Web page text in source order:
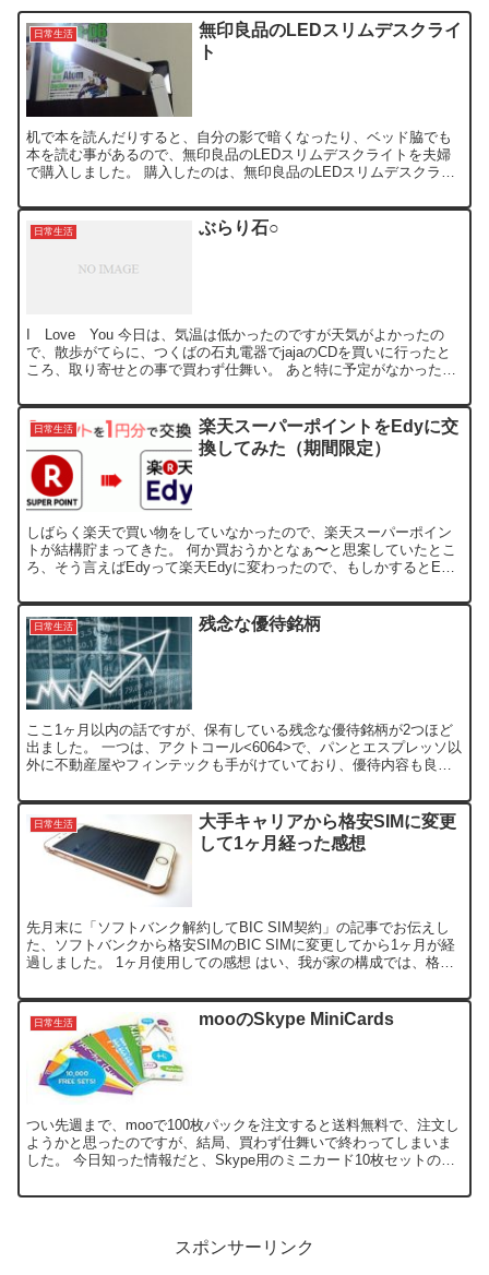
日常生活
無印良品のLEDスリムデスクライ
ト
机で本を読んだりすると、自分の影で暗くなったり、ベッド脇でも
本を読む事があるので、無印良品のLEDスリムデスクライトを夫婦
で購入しました。 購入したのは、無印良品のLEDスリムデスクライ
日常生活 ぶらり石○
I Love You 今日は、気温は低かったのですが天気がよかったの
で、散歩がてらに、つくばの石丸電器でjajaのCDを買いに行ったと
ころ、取り寄せとの事で買わず仕舞い。 あと特に予定がなかったの
日常生活
楽天スーパーポイントをEdyに交
換してみた（期間限定）
しばらく楽天で買い物をしていなかったので、楽天スーパーポイン
トが結構貯まってきた。 何か買おうかとなぁ〜と思案していたとこ
ろ、そう言えばEdyって楽天Edyに変わったので、もしかするとEdy
日常生活 残念な優待銘柄
ここ1ヶ月以内の話ですが、保有している残念な優待銘柄が2つほど
出ました。 一つは、アクトコール<6064>で、パンとエスプレッソ以
外に不動産屋やフィンテックも手がけていており、優待内容も良か
日常生活
大手キャリアから格安SIMに変更
して1ヶ月経った感想
先月末に「ソフトバンク解約してBIC SIM契約」の記事でお伝えし
た、ソフトバンクから格安SIMのBIC SIMに変更してから1ヶ月が経
過しました。 1ヶ月使用しての感想 はい、我が家の構成では、格安
日常生活 mooのSkype MiniCards
つい先週まで、mooで100枚パックを注文すると送料無料で、注文し
ようかと思ったのですが、結局、買わず仕舞いで終わってしまいま
した。 今日知った情報だと、Skype用のミニカード10枚セットのお
スポンサーリンク